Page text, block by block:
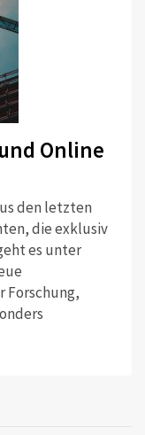
Online
den letzten
die exklusiv
es unter
Forschung,